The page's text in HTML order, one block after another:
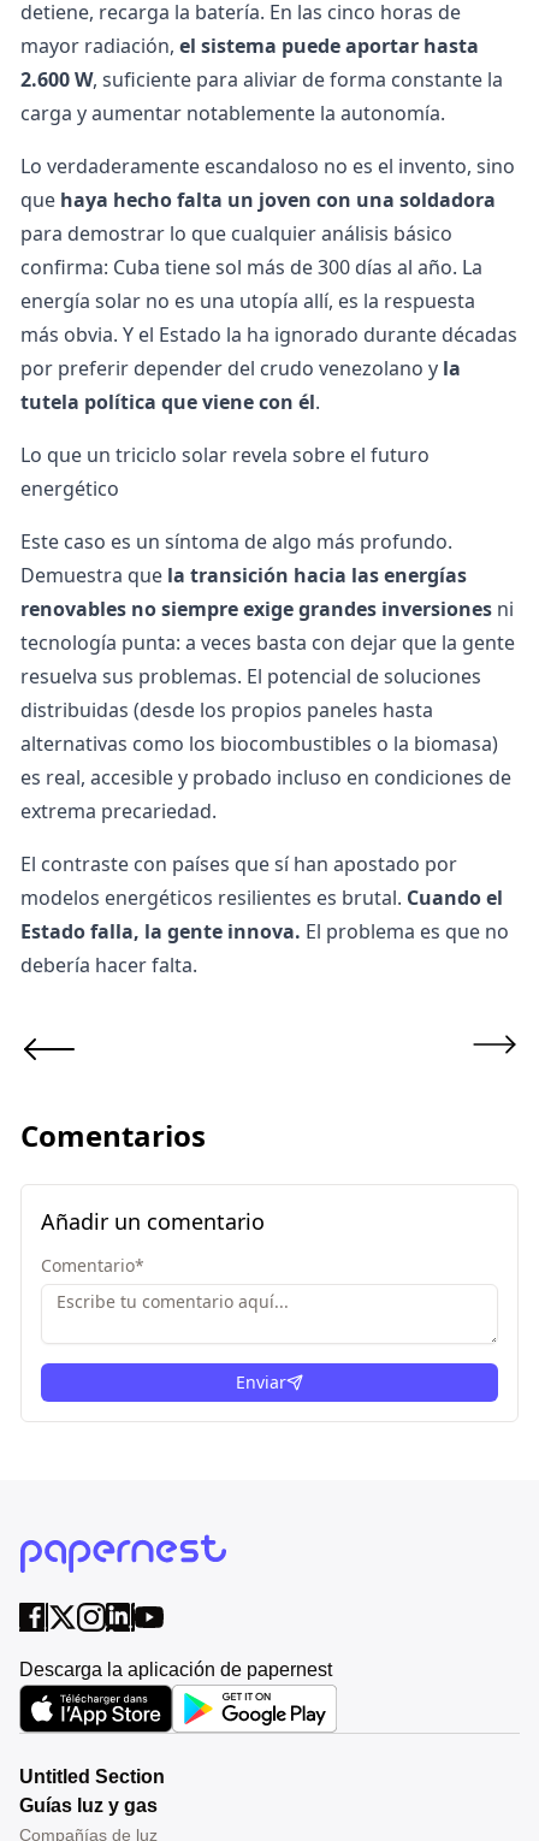
detiene, recarga la batería. En las cinco horas de
mayor radiación, el sistema puede aportar hasta
2.600 W, suficiente para aliviar de forma constante la
carga y aumentar notablemente la autonomía.
Lo verdaderamente escandaloso no es el invento, sino
que haya hecho falta un joven con una soldadora
para demostrar lo que cualquier análisis básico
confirma: Cuba tiene sol más de 300 días al año. La
energía solar no es una utopía allí, es la respuesta
más obvia. Y el Estado la ha ignorado durante décadas
por preferir depender del crudo venezolano y la
tutela política que viene con él.
Lo que un triciclo solar revela sobre el futuro
energético
Este caso es un síntoma de algo más profundo.
Demuestra que la transición hacia lasenergías
renovables no siempre exige grandes inversiones ni
tecnología punta: a veces basta con dejar que la gente
resuelva sus problemas. El potencial de soluciones
distribuidas (desde los propios paneles hasta
alternativas como los biocombustibles o la biomasa)
es real, accesible y probado incluso en condiciones de
extrema precariedad.
El contraste con países que sí han apostado por
modelos energéticos resilientes es brutal. Cuando el
Estado falla, la gente innova. El problema es que no
debería hacer falta.
Comentarios
Añadir un comentario
Comentario*
Enviar
Descarga la aplicación de papernest
Untitled Section
Guías luz y gas
Compañías de luz